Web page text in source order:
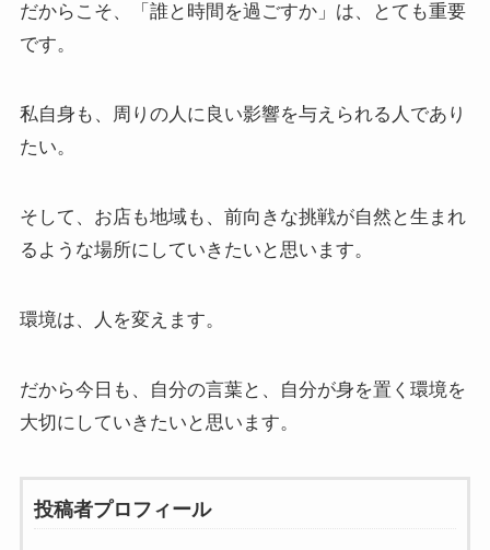
だからこそ、「誰と時間を過ごすか」は、とても重要
です。
私自身も、周りの人に良い影響を与えられる人であり
たい。
そして、お店も地域も、前向きな挑戦が自然と生まれ
るような場所にしていきたいと思います。
環境は、人を変えます。
だから今日も、自分の言葉と、自分が身を置く環境を
大切にしていきたいと思います。
投稿者プロフィール